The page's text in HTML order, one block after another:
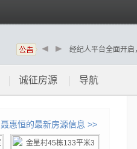
经纪人平台全面开启
新赣州房产网赣州
诚征房源 导航
聂惠恒的最新房源信息 >>